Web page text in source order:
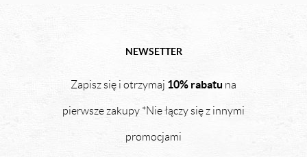
NEWSETTER
Zapisz się i otrzymaj 10% rabatu na
pierwsze zakupy *Nie łączy się z innymi
promocjami